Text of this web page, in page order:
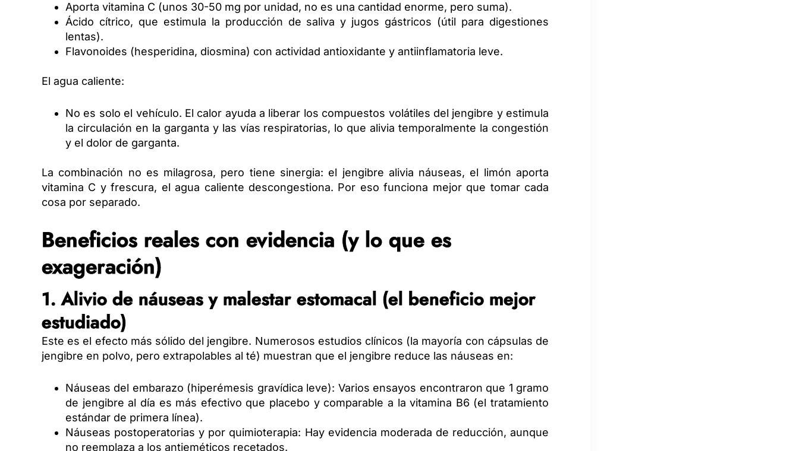
Aporta vitamina C (unos 30-50 mg por unidad, no es una cantidad enorme, pero suma).
Ácido cítrico, que estimula la producción de saliva y jugos gástricos (útil para digestiones
lentas).
Flavonoides (hesperidina, diosmina) con actividad antioxidante y antiinflamatoria leve.
El agua caliente:
No es solo el vehículo. El calor ayuda a liberar los compuestos volátiles del jengibre y estimula
la circulación en la garganta y las vías respiratorias, lo que alivia temporalmente la congestión
y el dolor de garganta.
La combinación no es milagrosa, pero tiene sinergia: el jengibre alivia náuseas, el limón aporta
vitamina C y frescura, el agua caliente descongestiona. Por eso funciona mejor que tomar cada
cosa por separado.
Beneficios reales con evidencia (y lo que es
exageración)
1. Alivio de náuseas y malestar estomacal (el beneficio mejor
estudiado)
Este es el efecto más sólido del jengibre. Numerosos estudios clínicos (la mayoría con cápsulas de
jengibre en polvo, pero extrapolables al té) muestran que el jengibre reduce las náuseas en:
Náuseas del embarazo (hiperémesis gravídica leve): Varios ensayos encontraron que 1 gramo
de jengibre al día es más efectivo que placebo y comparable a la vitamina B6 (el tratamiento
estándar de primera línea).
Náuseas postoperatorias y por quimioterapia: Hay evidencia moderada de reducción, aunque
no reemplaza a los antieméticos recetados.